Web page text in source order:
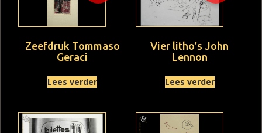
Zeefdruk Tommaso
Geraci
Lees verder
Vier litho’s John
Lennon
Lees verder